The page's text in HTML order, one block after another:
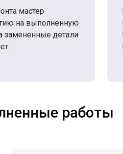
мастер
на выполненную
замененные детали
работы